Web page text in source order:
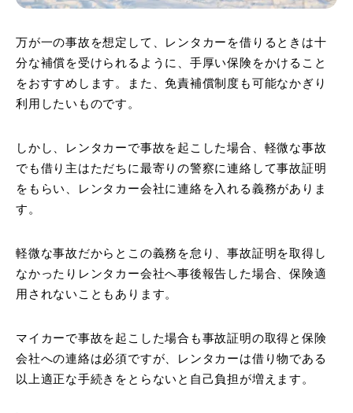
万が一の事故を想定して、レンタカーを借りるときは十
分な補償を受けられるように、手厚い保険をかけること
をおすすめします。また、免責補償制度も可能なかぎり
利用したいものです。
しかし、レンタカーで事故を起こした場合、軽微な事故
でも借り主はただちに最寄りの警察に連絡して事故証明
をもらい、レンタカー会社に連絡を入れる義務がありま
す。
軽微な事故だからとこの義務を怠り、事故証明を取得し
なかったりレンタカー会社へ事後報告した場合、保険適
用されないこともあります。
マイカーで事故を起こした場合も事故証明の取得と保険
会社への連絡は必須ですが、レンタカーは借り物である
以上適正な手続きをとらないと自己負担が増えます。